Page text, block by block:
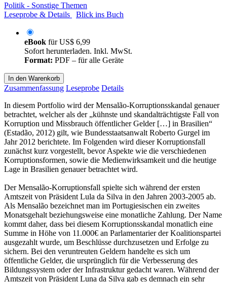
Politik - Sonstige Themen
Leseprobe & Details
Blick ins Buch
eBook fürUS$ 6,99
Sofort herunterladen. Inkl. MwSt.
Format: PDF – für alle Geräte
In den Warenkorb
Zusammenfassung Leseprobe Details
In diesem Portfolio wird der Mensalão-Korruptionsskandal genauer
betrachtet, welcher als der „kühnste und skandalträchtigste Fall von
Korruption und Missbrauch öffentlicher Gelder […] in Brasilien“
(Estadão, 2012) gilt, wie Bundesstaatsanwalt Roberto Gurgel im
Jahr 2012 berichtete. Im Folgenden wird dieser Korruptionsfall
zunächst kurz vorgestellt, bevor Aspekte wie die verschiedenen
Korruptionsformen, sowie die Medienwirksamkeit und die heutige
Lage in Brasilien genauer betrachtet wird.
Der Mensalão-Korruptionsfall spielte sich während der ersten
Amtszeit von Präsident Lula da Silva in den Jahren 2003-2005 ab.
Als Mensalão bezeichnet man im Portugiesischen ein zweites
Monatsgehalt beziehungsweise eine monatliche Zahlung. Der Name
kommt daher, dass bei diesem Korruptionsskandal monatlich eine
Summe in Höhe von 11.000€ an Parlamentarier der Koalitionspartei
ausgezahlt wurde, um Beschlüsse durchzusetzen und Erfolge zu
sichern. Bei den veruntreuten Geldern handelte es sich um
öffentliche Gelder, die ursprünglich für die Verbesserung des
Bildungssystem oder der Infrastruktur gedacht waren. Während der
Amtszeit von Präsident Luna da Silva gab es demnach ein sehr